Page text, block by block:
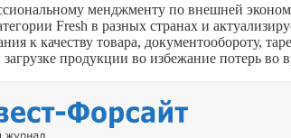
менджменту по внешней
Fresh в разных странах и
к качеству товара, документообороту,
продукции во избежание потерь во